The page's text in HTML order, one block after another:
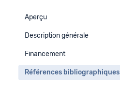
Aperçu
Description générale
Financement
Références bibliographiques
Références bibliographiques
Documents non-publiés